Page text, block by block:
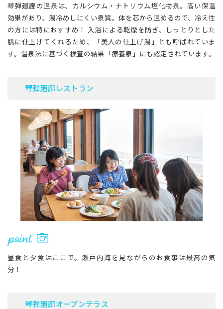
琴弾廻廊の温泉は、カルシウム・ナトリウム塩化物泉。高い保温
効果があり、湯冷めしにくい泉質。体を芯から温めるので、冷え性
の方には特におすすめ！ 入浴による乾燥を防ぎ、しっとりとした
肌に仕上げてくれるため、「美人の仕上げ湯」とも呼ばれていま
す。温泉法に基づく検査の結果「療養泉」にも認定されています。
琴弾廻廊レストラン
昼食と夕食はここで。瀬戸内海を見ながらのお食事は最高の気
分！
琴弾廻廊オープンテラス